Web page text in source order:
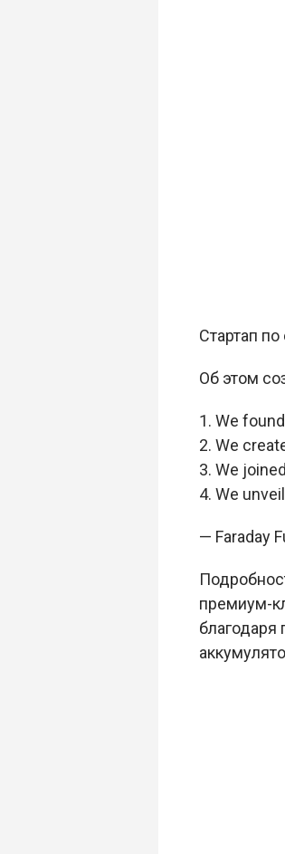
Стартап
Об этом
1. We
2. We
3. We
4. We
— Faraday
премиум-